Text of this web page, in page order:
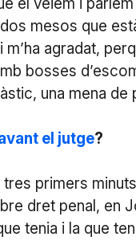
mesos que
m’ha agradat,
bosses
una mena de
el jutge?
primers
dret penal, en
tenia i la que